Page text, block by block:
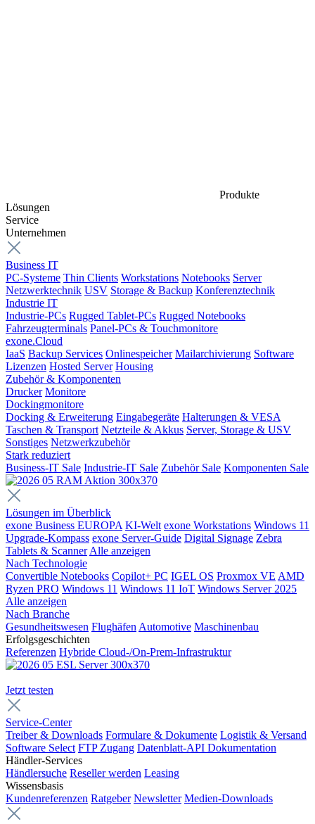
Produkte
Lösungen
Service
Unternehmen
Business IT
PC-Systeme Thin Clients Workstations Notebooks Server
Netzwerktechnik USV Storage & Backup Konferenztechnik
Industrie IT
Industrie-PCs Rugged Tablet-PCs Rugged Notebooks
Fahrzeugterminals Panel-PCs & Touchmonitore
exone.Cloud
IaaS Backup Services Onlinespeicher Mailarchivierung Software
Lizenzen Hosted Server Housing
Zubehör & Komponenten
Drucker Monitore
Dockingmonitore
Docking & Erweiterung Eingabegeräte Halterungen & VESA
Taschen & Transport Netzteile & Akkus Server, Storage & USV
Sonstiges Netzwerkzubehör
Stark reduziert
Business-IT Sale Industrie-IT Sale Zubehör Sale Komponenten Sale
Lösungen im Überblick
exone Business EUROPA KI-Welt exone Workstations Windows 11
Upgrade-Kompass exone Server-Guide Digital Signage Zebra
Tablets & Scanner Alle anzeigen
Nach Technologie
Convertible Notebooks Copilot+ PC IGEL OS Proxmox VE AMD
Ryzen PRO Windows 11 Windows 11 IoT Windows Server 2025
Alle anzeigen
Nach Branche
Gesundheitswesen Flughäfen Automotive Maschinenbau
Erfolgsgeschichten
Referenzen Hybride Cloud-/On-Prem-Infrastruktur
Jetzt testen
Service-Center
Treiber & Downloads Formulare & Dokumente Logistik & Versand
Software Select FTP Zugang Datenblatt-API Dokumentation
Händler-Services
Händlersuche Reseller werden Leasing
Wissensbasis
Kundenreferenzen Ratgeber Newsletter Medien-Downloads